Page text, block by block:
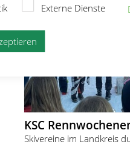
Externe Dienste
KSC
Skivereine im Landkreis